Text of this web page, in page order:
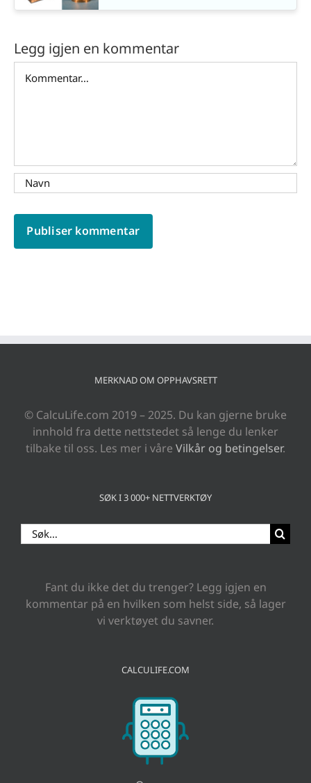
Legg igjen en kommentar
MERKNAD OM OPPHAVSRETT
© CalcuLife.com 2019 – 2025. Du kan gjerne bruke
innhold fra dette nettstedet så lenge du lenker
tilbake til oss. Les mer i våre Vilkår og betingelser.
SØK I 3 000+ NETTVERKTØY
Search
for:
Fant du ikke det du trenger? Legg igjen en
kommentar på en hvilken som helst side, så lager
vi verktøyet du savner.
CALCULIFE.COM